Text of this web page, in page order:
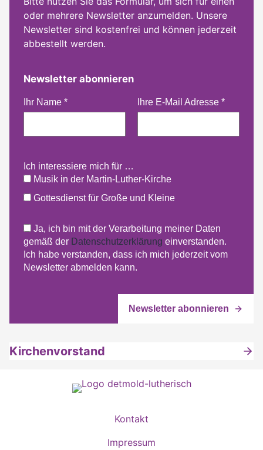
oder mehrere Newsletter anzumelden. Unsere
Newsletter sind kostenfrei und können jederzeit
abbestellt werden.
Newsletter abonnieren
Ihr Name * Ihre E-Mail Adresse *
Ich interessiere mich für …
Musik in der Martin-Luther-Kirche
Gottesdienst für Große und Kleine
Ja, ich bin mit der Verarbeitung meiner Daten
gemäß der Datenschutzerklärung einverstanden.
Ich habe verstanden, dass ich mich jederzeit vom
Newsletter abmelden kann.
Kirchenvorstand
Kontakt
Impressum